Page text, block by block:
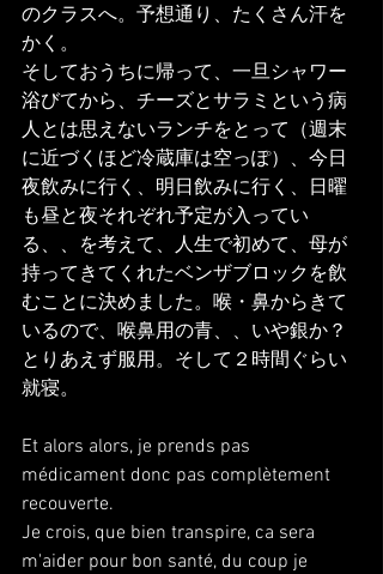
のクラスへ。予想通り、たくさん汗を
かく。
そしておうちに帰って、一旦シャワー
浴びてから、チーズとサラミという病
人とは思えないランチをとって（週末
に近づくほど冷蔵庫は空っぽ）、今日
夜飲みに行く、明日飲みに行く、日曜
も昼と夜それぞれ予定が入ってい
る、、を考えて、人生で初めて、母が
持ってきてくれたベンザブロックを飲
むことに決めました。喉・鼻からきて
いるので、喉鼻用の青、、いや銀か？
とりあえず服用。そして２時間ぐらい
就寝。
Et alors alors, je prends pas
médicament donc pas complètement
recouverte.
Je crois, que bien transpire, ca sera
m'aider pour bon santé, du coup je